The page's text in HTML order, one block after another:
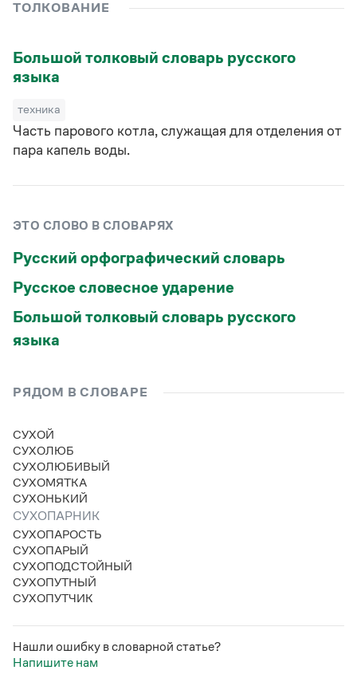
Словари русского языка как государственного
Справочники
Правила русской орфографии и пунктуации
Русский язык. Краткий теоретический курс
для школьников
Письмовник
Словарь-справочник трудностей
Азбучные истины
Все справочники портала
Журнал
Новости и события
Интервью
Рекомендуем
Учебник Грамоты
Интерактивные упражнения: от простого к сложному
Скороговорки
Издательство
Словари
Научпоп
Управление в русском языке
Правила русской орфографии и пунктуации
ТОЛКОВАНИЕ
Большой толковый словарь русского
языка
техника
Часть парового котла, служащая для отделения от
пара капель воды.
ЭТО СЛОВО В СЛОВАРЯХ
Русский орфографический словарь
Русское словесное ударение
Большой толковый словарь русского
языка
РЯДОМ В СЛОВАРЕ
СУХОЙ
СУХОЛЮБ
СУХОЛЮБИВЫЙ
СУХОМЯТКА
СУХОНЬКИЙ
СУХОПАРНИК
СУХОПАРОСТЬ
СУХОПАРЫЙ
СУХОПОДСТОЙНЫЙ
СУХОПУТНЫЙ
СУХОПУТЧИК
Нашли ошибку в словарной статье?
Напишите нам